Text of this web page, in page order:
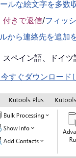
ルな絵文字を多数
きで返信/フィッ
から連絡先を追加
ペイン語、ドイ
ぐダウンロード